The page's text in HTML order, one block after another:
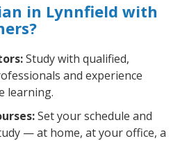
in Lynnfield with
Study with qualified,
and experience
learning.
Set your schedule and
— at home, at your office, a